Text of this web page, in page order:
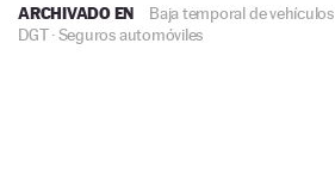
ARCHIVADO EN Baja temporal de vehículos
DGT·Seguros automóviles